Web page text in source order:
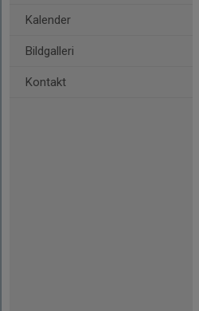
Kalender
Bildgalleri
Kontakt